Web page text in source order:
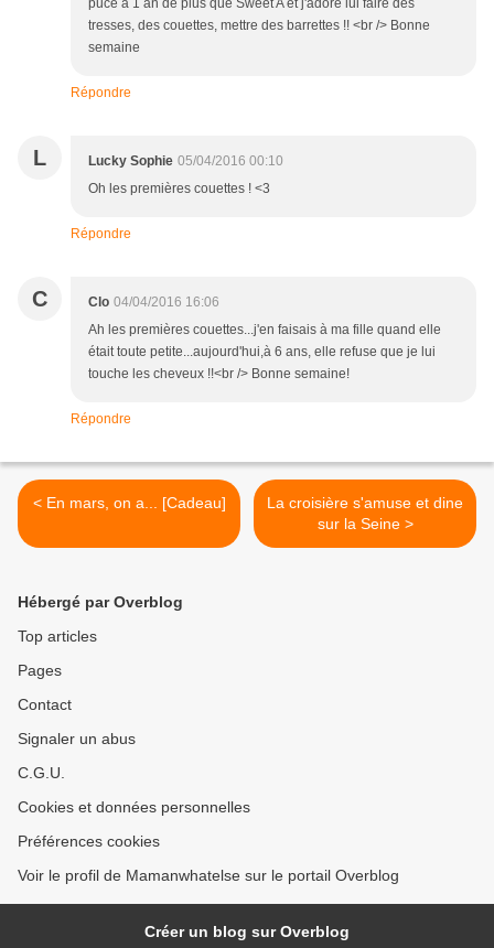
puce a 1 an de plus que Sweet A et j'adore lui faire des
tresses, des couettes, mettre des barrettes !! <br /> Bonne
semaine
Répondre
L Lucky Sophie 05/04/2016 00:10
Oh les premières couettes ! <3
Répondre
C Clo 04/04/2016 16:06
Ah les premières couettes...j'en faisais à ma fille quand elle
était toute petite...aujourd'hui,à 6 ans, elle refuse que je lui
touche les cheveux !!<br /> Bonne semaine!
Répondre
< En mars, on a... [Cadeau]
La croisière s'amuse et dine
sur la Seine >
Hébergé par Overblog
Top articles
Pages
Contact
Signaler un abus
C.G.U.
Cookies et données personnelles
Préférences cookies
Voir le profil de Mamanwhatelse sur le portail Overblog
Créer un blog sur Overblog